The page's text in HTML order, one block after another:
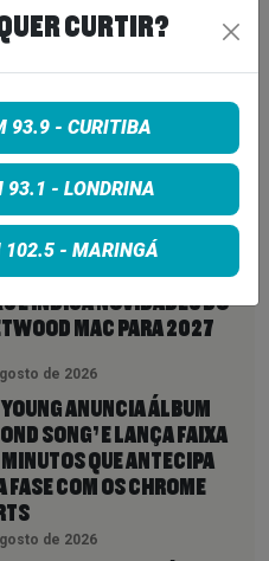
BUCKINGHAM REVELA
COM STEVIE
E INDICA NOVIDADES DO
MAC PARA 2027
de 2026
ANUNCIA ÁLBUM
SONG’ E LANÇA FAIXA
MINUTOS QUE ANTECIPA
FASE COM OS CHROME
de 2026
CURTIR?
93.9 - CURITIBA
93.1 - LONDRINA
102.5 - MARINGÁ